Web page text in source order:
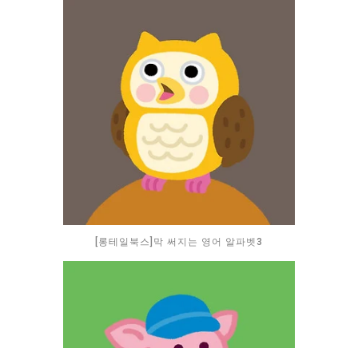
[롱테일북스]막 써지는 영어 알파벳3